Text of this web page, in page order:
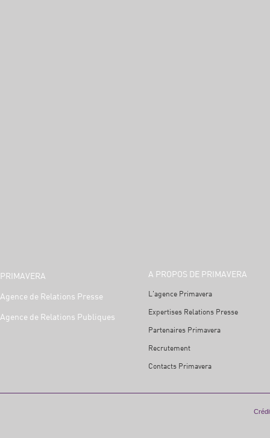
PRIMAVERA
Agence de Relations Presse
Agence de Relations Publiques
A PROPOS DE PRIMAVERA
L'agence Primavera
Expertises Relations Presse
Partenaires Primavera
Recrutement
Contacts Primavera